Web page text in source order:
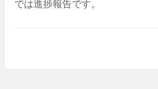
では進捗報告です。